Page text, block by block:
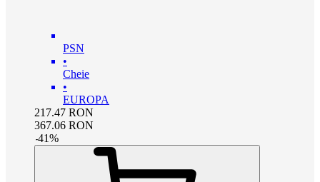
PSN
•
Cheie
•
EUROPA
217.47 RON
367.06 RON
-41%